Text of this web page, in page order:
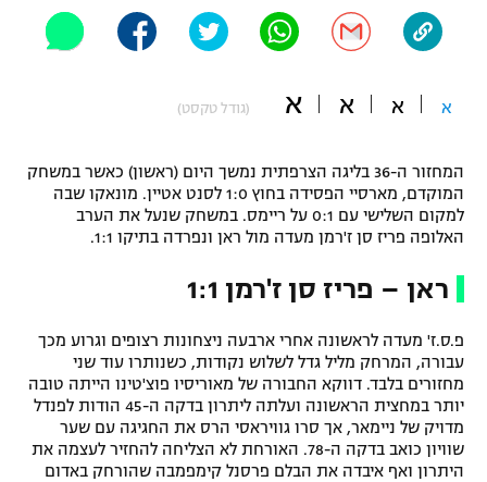
"מחצית בשכונה" – פודקאסט
משתתפים וזוכים בפרסים
תקנון משתתפים וזוכים בפרסים
תקנון עבור פעילות אלקטרה
טניס
מדיניות פרטיות
תקנון פעילות ספורט 1
אופניים
ספורט מוטורי
פוטבול אמריקאי NFL
ספורט אתגרי ואקסטרים
אומנויות לחימה
גיימינג E-Sports
א א א א (גודל טקסט)
המחזור ה-36 בליגה הצרפתית נמשך היום (ראשון) כאשר במשחק
המוקדם, מארסיי הפסידה בחוץ 1:0 לסנט אטיין. מונאקו שבה
למקום השלישי עם 0:1 על ריימס. במשחק שנעל את הערב
האלופה פריז סן ז'רמן מעדה מול ראן ונפרדה בתיקו 1:1.
ראן – פריז סן ז'רמן 1:1
פ.ס.ז' מעדה לראשונה אחרי ארבעה ניצחונות רצופים וגרוע מכך
עבורה, המרחק מליל גדל לשלוש נקודות, כשנותרו עוד שני
מחזורים בלבד. דווקא החבורה של מאוריסיו פוצ'טינו הייתה טובה
יותר במחצית הראשונה ועלתה ליתרון בדקה ה-45 הודות לפנדל
מדויק של ניימאר, אך סרו גוויראסי הרס את החגיגה עם שער
שוויון כואב בדקה ה-78. האורחת לא הצליחה להחזיר לעצמה את
היתרון ואף איבדה את הבלם פרסנל קימפמבה שהורחק באדום